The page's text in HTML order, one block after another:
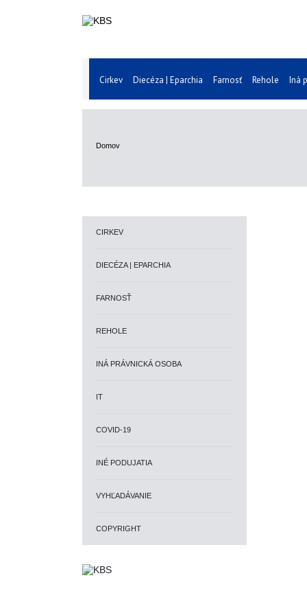
Cirkev Diecéza | Eparchia Farnosť Rehole Iná
Domov
CIRKEV
DIECÉZA | EPARCHIA
FARNOSŤ
REHOLE
INÁ PRÁVNICKÁ OSOBA
IT
COVID-19
INÉ PODUJATIA
VYHĽADÁVANIE
COPYRIGHT